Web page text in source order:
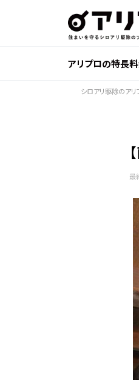
アリプロの特長
シロアリ駆除のアリ
最